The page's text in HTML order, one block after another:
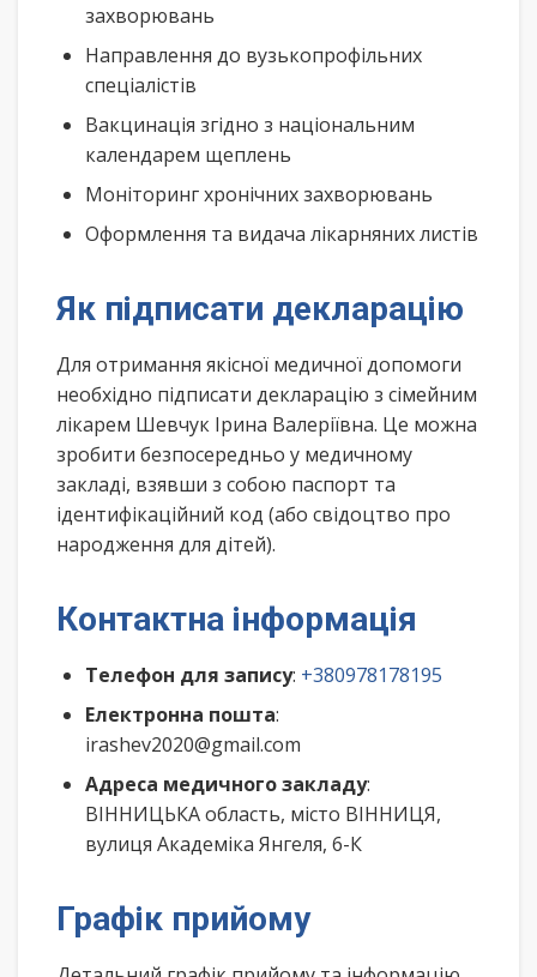
захворювань
Направлення до вузькопрофільних
спеціалістів
Вакцинація згідно з національним
календарем щеплень
Моніторинг хронічних захворювань
Оформлення та видача лікарняних листів
Як підписати декларацію
Для отримання якісної медичної допомоги
необхідно підписати декларацію з сімейним
лікарем Шевчук Ірина Валеріївна. Це можна
зробити безпосередньо у медичному
закладі, взявши з собою паспорт та
ідентифікаційний код (або свідоцтво про
народження для дітей).
Контактна інформація
Телефон для запису: +380978178195
Електронна пошта:
irashev2020@gmail.com
Адреса медичного закладу:
ВІННИЦЬКА область, місто ВІННИЦЯ,
вулиця Академіка Янгеля, 6-К
Графік прийому